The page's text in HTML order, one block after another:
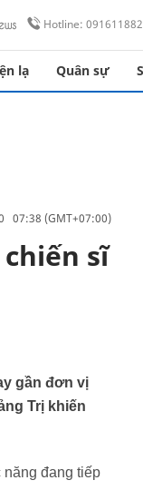
Hotline:
lạ Quân sự
07:38 (GMT+07:00)
sĩ
gần đơn vị
Trị khiến
đang tiếp